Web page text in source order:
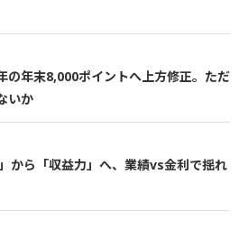
の年末8,000ポイントへ上方修正。ただ
いか
から「収益力」へ、業績vs金利で揺れ